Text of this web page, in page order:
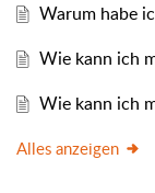
Warum habe
Wie kann ich
Wie kann ich
Alles anzeigen